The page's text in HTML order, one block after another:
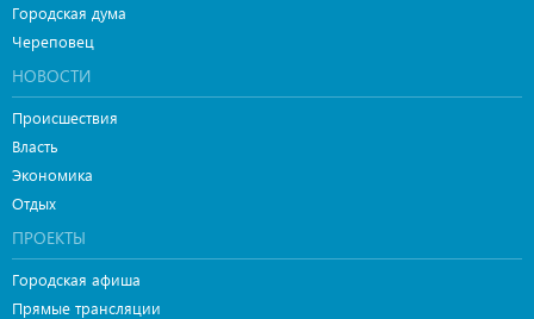
Городская дума
Череповец
НОВОСТИ
Происшествия
Власть
Экономика
Отдых
ПРОЕКТЫ
Городская афиша
Прямые трансляции